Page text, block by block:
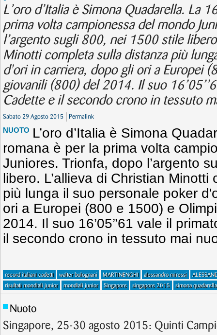
L’oro d’Italia è Simona Quadarella. La
prima volta campionessa del mondo
l’argento sugli 800, nei 1500 stile
Minotti completa sulla distanza più
d'ori in carriera, dopo gli ori a Europei
giovanili (800) del 2014. Il suo
Cadette e il secondo crono in tessuto
Sabato 29 Agosto 2015 Permalink
NUOTO L’oro d’Italia è Simona
romana è per la prima volta
Juniores. Trionfa, dopo l’argento
libero. L’allieva di Christian
più lunga il suo personale poker
ori a Europei (800 e 1500) e
2014. Il suo 16’05’’61 vale il
il secondo crono in tessuto mai
record italiani cadetti walter bolognani MARTINENGHI alessandro miressi
risultati mondiali junior
mondiali junior Singapore singapore 2015 simona quadarella
Nuoto
Singapore, 25-30 agosto 2015: Quinti